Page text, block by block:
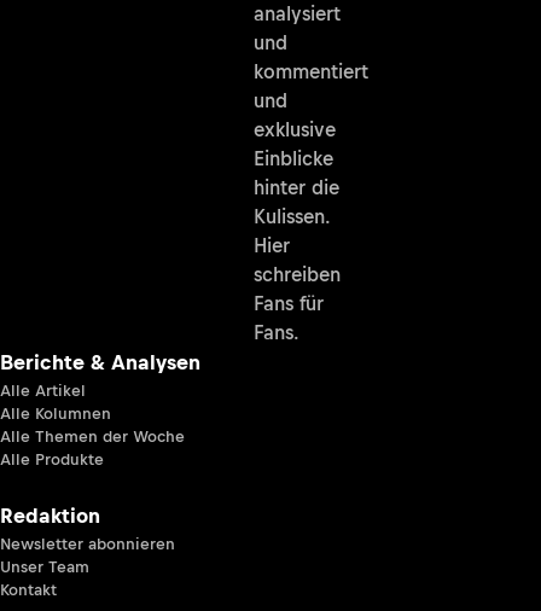
analysiert
und
kommentiert
und
exklusive
Einblicke
hinter die
Kulissen.
Hier
schreiben
Fans für
Fans.
Berichte & Analysen
Alle Artikel
Alle Kolumnen
Alle Themen der Woche
Alle Produkte
Redaktion
Newsletter abonnieren
Unser Team
Kontakt